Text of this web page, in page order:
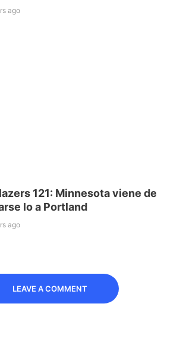
ago
121: Minnesota viene de
lo a Portland
ago
LEAVE A COMMENT